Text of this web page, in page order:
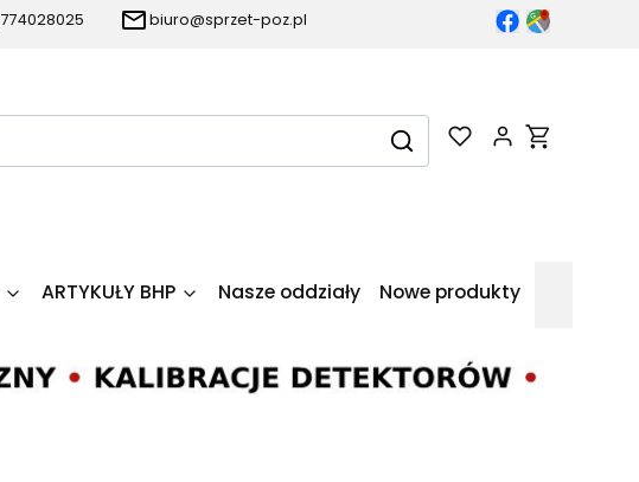
774028025 biuro@sprzet-poz.pl
WyczyśćSzukaj
Produkty w
ARTYKUŁY BHP Nasze oddziały Nowe produkty